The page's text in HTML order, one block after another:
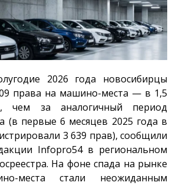
2026 года новосибирцы
права на машино-места — в 1,5
чем за аналогичный период
(в первые 6 месяцев 2025 года в
3 639 прав), сообщили
Infopro54в региональном
На фоне спада на рынке
места стали неожиданным